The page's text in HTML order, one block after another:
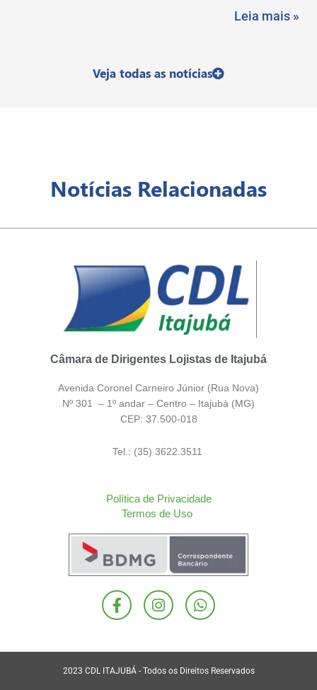
Leia mais »
Veja todas as notícias
Notícias Relacionadas
Câmara de Dirigentes Lojistas de Itajubá
Avenida Coronel Carneiro Júnior (Rua Nova)
Nº 301 – 1º andar – Centro – Itajubá (MG)
CEP: 37.500-018
Tel.: (35) 3622.3511
Política de Privacidade
Termos de Uso
F
a
b
o
I
n
a
g
W
h
s
a
2023 CDL ITAJUBÁ - Todos os Direitos Reservados